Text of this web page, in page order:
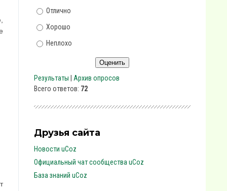
Отлично
Хорошо
Неплохо
Результаты
Архив опросов
Всего ответов: 72
Друзья сайта
Новости uCoz
Официальный чат сообщества uCoz
База знаний uCoz